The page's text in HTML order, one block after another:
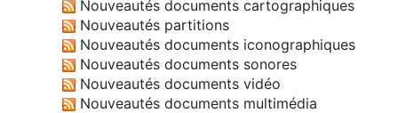
Nouveautés documents cartographiques
Nouveautés partitions
Nouveautés documents iconographiques
Nouveautés documents sonores
Nouveautés documents vidéo
Nouveautés documents multimédia